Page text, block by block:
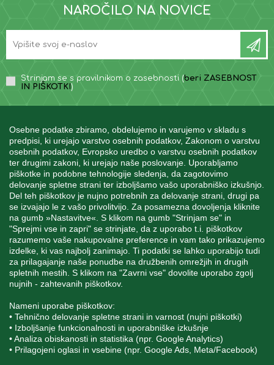
Osebne podatke zbiramo, obdelujemo in varujemo v skladu s
predpisi, ki urejajo varstvo osebnih podatkov, Zakonom o varstvu
osebnih podatkov, Evropsko uredbo o varstvu osebnih podatkov
ter drugimi zakoni, ki urejajo naše poslovanje. Uporabljamo
piškotke in podobne tehnologije sledenja, da zagotovimo
delovanje spletne strani ter izboljšamo vašo uporabniško izkušnjo.
Del teh piškotkov je nujno potrebnih za delovanje strani, drugi pa
se izvajajo le z vašo privolitvijo. Za posamezna dovoljenja kliknite
na gumb »Nastavitve«. S klikom na gumb "Strinjam se" in
"Sprejmi vse in zapri" se strinjate, da z uporabo t.i. piškotkov
razumemo vaše nakupovalne preference in vam tako prikazujemo
izdelke, ki vas najbolj zanimajo. Ti podatki se lahko uporabijo tudi
za prilagajanje naše ponudbe na družbenih omrežjih in drugih
spletnih mestih. S klikom na "Zavrni vse" dovolite uporabo zgolj
nujnih - zahtevanih piškotkov.
Nameni uporabe piškotkov:
• Tehnično delovanje spletne strani in varnost (nujni piškotki)
• Izboljšanje funkcionalnosti in uporabniške izkušnje
• Analiza obiskanosti in statistika (npr. Google Analytics)
• Prilagojeni oglasi in vsebine (npr. Google Ads, Meta/Facebook)
NAROČILO NA NOVICE
Strinjam se s pravilnikom o zasebnosti (beri ZASEBNOST
IN PIŠKOTKI )
INFORMACIJE
MOJ RAČUN
STORITEV ZA STRANKE
SPREMLJAJTE NAS
Blatnica 8, 1236 Trzin